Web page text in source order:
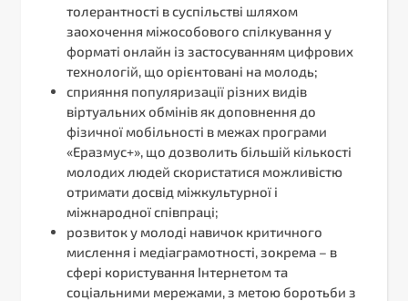
толерантності в суспільстві шляхом
заохочення міжособового спілкування у
форматі онлайн із застосуванням цифрових
технологій, що орієнтовані на молодь;
сприяння популяризації різних видів
віртуальних обмінів як доповнення до
фізичної мобільності в межах програми
«Еразмус+», що дозволить більшій кількості
молодих людей скористатися можливістю
отримати досвід міжкультурної і
міжнародної співпраці;
розвиток у молоді навичок критичного
мислення і медіаграмотності, зокрема – в
сфері користування Інтернетом та
соціальними мережами, з метою боротьби з